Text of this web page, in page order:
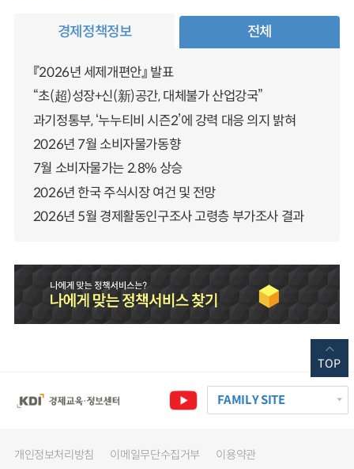
경제정책정보 전체
『2026년 세제개편안』 발표
“초(超)성장+신(新)공간, 대체불가 산업강국”
과기정통부, ‘누누티비 시즌2’에 강력 대응 의지 밝혀
2026년 7월 소비자물가동향
7월 소비자물가는 2.8% 상승
2026년 한국 주식시장 여건 및 전망
2026년 5월 경제활동인구조사 고령층 부가조사 결과
FAMILY SITE
개인정보처리방침 이메일무단수집거부 이용약관
TOP